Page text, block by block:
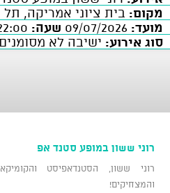
מקום: בית ציוני אמריקה, תל
מועד:
שעה:
סוג אירוע: ישיבה לא
רוני ששון במופע סטנד אפ
רוני ששון, הסטנדאפיסט
והמצחיקים!